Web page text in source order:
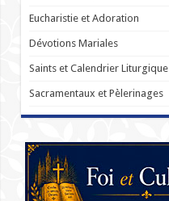
Eucharistie et Adoration
Dévotions Mariales
Saints et Calendrier Liturgique
Sacramentaux et Pèlerinages